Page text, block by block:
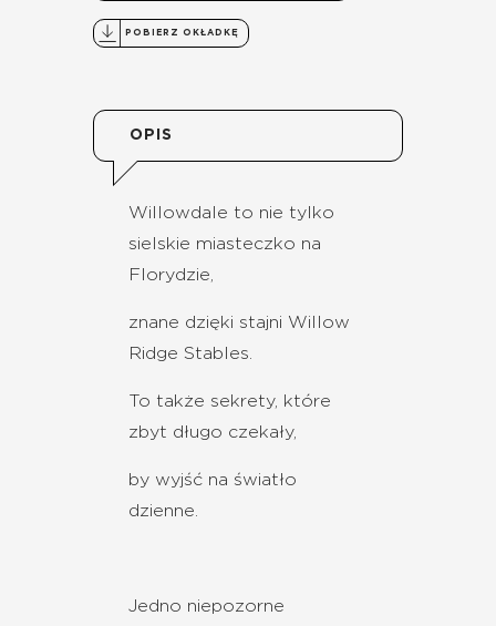
POBIERZ OKŁADKĘ
OPIS
Willowdale to nie tylko
sielskie miasteczko na
Florydzie,
znane dzięki stajni Willow
Ridge Stables.
To także sekrety, które
zbyt długo czekały,
by wyjść na światło
dzienne.
Jedno niepozorne